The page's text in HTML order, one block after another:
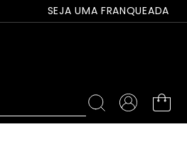
SEJA UMA FRANQUEADA